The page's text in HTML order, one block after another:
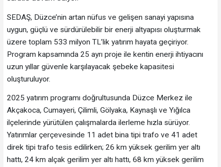
SEDAŞ, Düzce’nin artan nüfus ve gelişen sanayi yapısına
uygun, güçlü ve sürdürülebilir bir enerji altyapısı oluşturmak
üzere toplam 533 milyon TL’lik yatırım hayata geçiriyor.
Program kapsamında 25 ayrı proje ile kentin enerji ihtiyacını
uzun yıllar güvenle karşılayacak şebeke kapasitesi
oluşturuluyor.
2025 yatırım programı doğrultusunda Düzce Merkez ile
Akçakoca, Cumayeri, Çilimli, Gölyaka, Kaynaşlı ve Yığılca
ilçelerinde yürütülen çalışmalarda ilerleme hızla sürüyor.
Yatırımlar çerçevesinde 11 adet bina tipi trafo ve 41 adet
direk tipi trafo tesis edilirken; 26 km yüksek gerilim yer altı
hattı, 24 km alçak gerilim yer altı hattı, 68 km yüksek gerilim